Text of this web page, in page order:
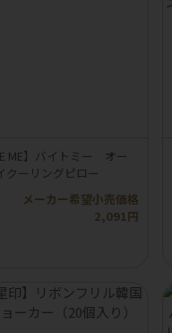
ME】バイトミー オー
クーリングピロー
メーカー希望小売価格
2,091円